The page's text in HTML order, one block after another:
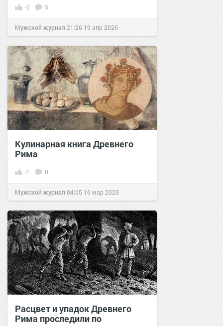
-2 5
Мужской журнал 21:26 19 апр 2026
Кулинарная книга Древнего
Рима
-1 0
Мужской журнал 04:05 16 мар 2026
Расцвет и упадок Древнего
Рима проследили по